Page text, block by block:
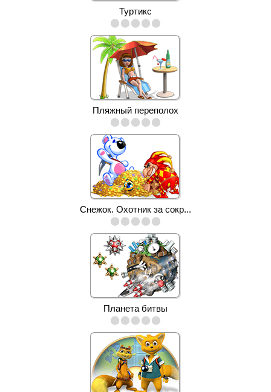
Туртикс
Пляжный переполох
Снежок. Охотник за сокр...
Планета битвы